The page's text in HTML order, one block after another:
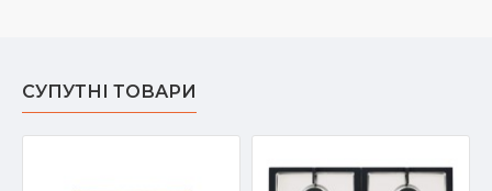
СУПУТНІ ТОВАРИ